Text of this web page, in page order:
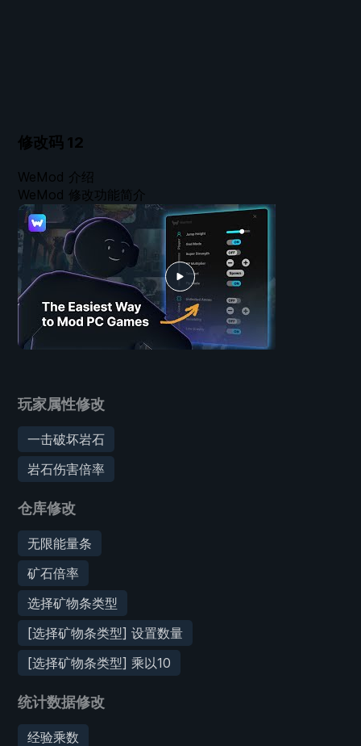
修改码 12
玩家属性修改
一击破坏岩石
岩石伤害倍率
仓库修改
无限能量条
矿石倍率
选择矿物条类型
[选择矿物条类型] 设置数量
[选择矿物条类型] 乘以10
统计数据修改
经验乘数
WeMod 介绍
WeMod 修改功能简介